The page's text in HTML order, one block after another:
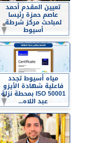
تعيين المقدم أحمد
عاصم حمزة رئيسا
لمباحث مركز شرطة
أسيوط
مياه أسيوط تجدد
فاعلية شهادة الأيزو
ISO 50001 بمحطة نزلة
عبد اللاه...